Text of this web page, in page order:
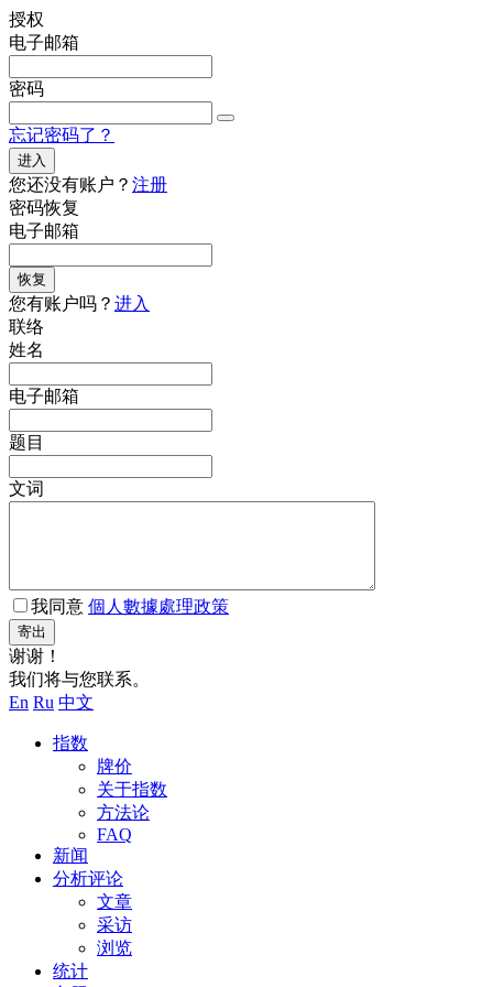
授权
电子邮箱
密码
忘记密码了？
进入
您还没有账户？ 注册
密码恢复
电子邮箱
恢复
您有账户吗？ 进入
联络
姓名
电子邮箱
题目
文词
我同意 個人數據處理政策
寄出
谢谢！
我们将与您联系。
En Ru 中文
指数
牌价
关于指数
方法论
FAQ
新闻
分析评论
文章
采访
浏览
统计